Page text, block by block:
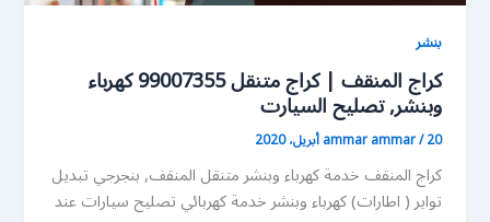
بنشر
كراج المنقف | كراج متنقل 99007355 كهرباء
وبنشر, تصليح السيارت
ammar ammar/20 أبريل، 2020
كراج المنقف خدمة كهرباء وبنشر متنقل المنقف, بنجرجي تبديل
تواير ( اطارات) كهرباء وبنشر خدمة كهربائي تصليح سيارات عند